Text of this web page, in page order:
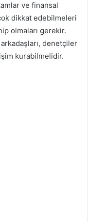
ve finansal
dikkat edebilmeleri
olmaları gerekir.
denetçiler
kurabilmelidir.